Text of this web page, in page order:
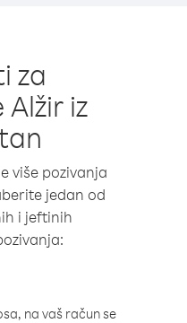
za
Alžir iz
više pozivanja
jedan od
i jeftinih
na vaš račun se